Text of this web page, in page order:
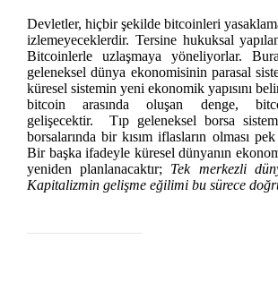
Devletler, hiçbir şekilde bitcoinleri
izlemeyeceklerdir. Tersine hukuksal
Bitcoinlerle uzlaşmaya yöneliyorlar.
geleneksel dünya ekonomisinin parasal
küresel sistemin yeni ekonomik yapısını
bitcoin arasında oluşan denge,
gelişecektir. Tıp geleneksel borsa
borsalarında bir kısım iflasların olması
Bir başka ifadeyle küresel dünyanın
yeniden planlanacaktır; Tek merkezli
Kapitalizmin gelişme eğilimi bu sürece